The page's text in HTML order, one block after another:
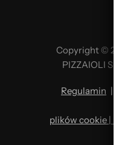
Copyright ©
PIZZAIOLI
Regulamin |
plików cookie |